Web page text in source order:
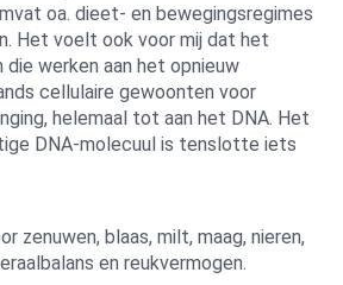
oa. dieet- en bewegingsregimes
Het voelt ook voor mij dat het
die werken aan het opnieuw
cellulaire gewoonten voor
helemaal tot aan het DNA. Het
DNA-molecuul is tenslotte iets
zenuwen, blaas, milt, maag, nieren,
en reukvermogen.